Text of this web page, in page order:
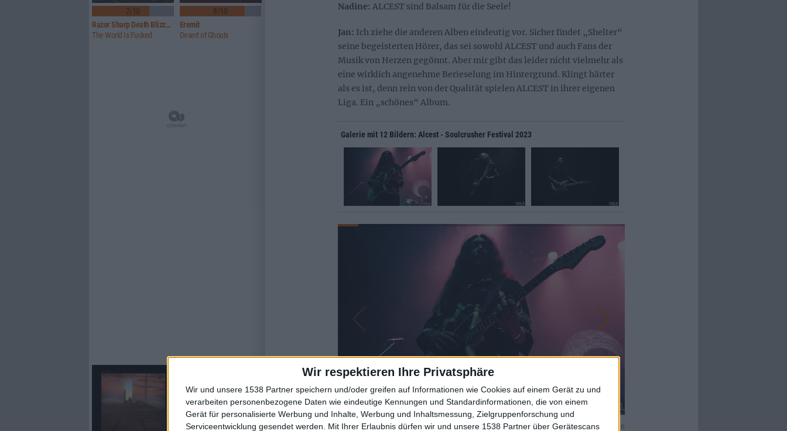
Wir respektieren Ihre Privatsphäre
Wir und unsere 1538 Partner speichern und/oder greifen auf Informationen wie Cookies auf einem Gerät zu und
verarbeiten personenbezogene Daten wie eindeutige Kennungen und Standardinformationen, die von einem
Gerät für personalisierte Werbung und Inhalte, Werbung und Inhaltsmessung, Zielgruppenforschung und
Serviceentwicklung gesendet werden.
Mit Ihrer Erlaubnis dürfen wir und unsere 1538 Partner über Gerätescans
Nadine: ALCEST sind Balsam für die Seele!
Jan: Ich ziehe die anderen Alben eindeutig vor. Sicher findet „Shelter“
seine begeisterten Hörer, das sei sowohl ALCEST und auch Fans der
Musik von Herzen gegönnt. Aber mir gibt das leider nicht vielmehr als
eine wirklich angenehme Berieselung im Hintergrund. Klingt härter
als es ist, denn rein von der Qualität spielen ALCEST in ihrer eigenen
Liga. Ein „schönes“ Album.
Galerie mit 12 Bildern: Alcest - Soulcrusher Festival 2023
Galerie schließen Galerie in groß öffnen
7/10
Razor Sharp Death Blizzard
The World Is Fucked
8/10
Eremit
Desert of Ghouls